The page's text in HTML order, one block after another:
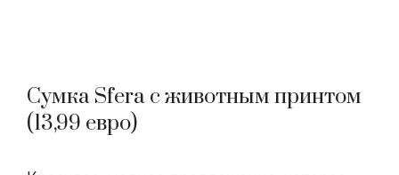
Сумка Sfera с животным принтом
(13,99 евро)